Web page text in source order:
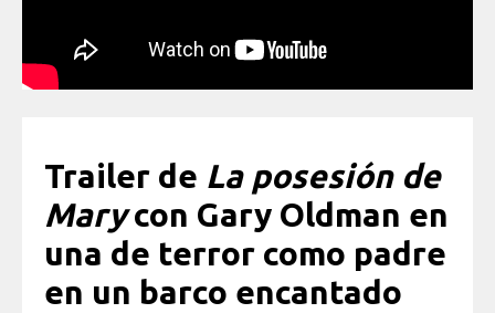
Trailer de La posesión de
Marycon Gary Oldman en
una de terror como padre
en un barco encantado